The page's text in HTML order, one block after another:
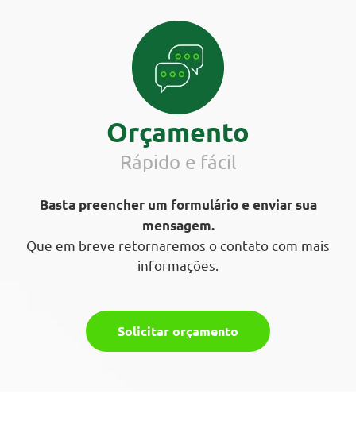
Orçamento
Rápido e fácil
Basta preencher um formulário e enviar sua
mensagem.
Que em breve retornaremos o contato com mais
informações.
Solicitar orçamento